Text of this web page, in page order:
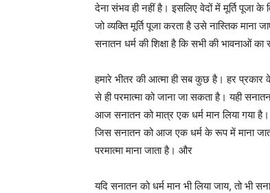
देना संभव ही नहीं है। इसलिए वेदों में मूर्ति पूजा
जो व्यक्ति मूर्ति पूजा करता है उसे नास्तिक माना
सनातन धर्म की शिक्षा है कि सभी की भावनाओं का
हमारे भीतर की आत्मा ही सब कुछ है। हर प्रकार
से ही परमात्मा को जाना जा सकता है। यही
आज सनातन को मात्र एक धर्म मान लिया गया है।
जिस सनातन को आज एक धर्म के रूप में माना
परमात्मा माना जाता है। और
यदि सनातन को धर्म मान भी लिया जाय, तो भी